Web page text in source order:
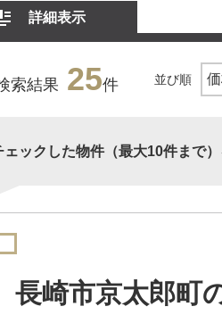
詳細表示
索結果 25件 並び順
ェックした物件（最大10件まで）
長崎市京太郎町